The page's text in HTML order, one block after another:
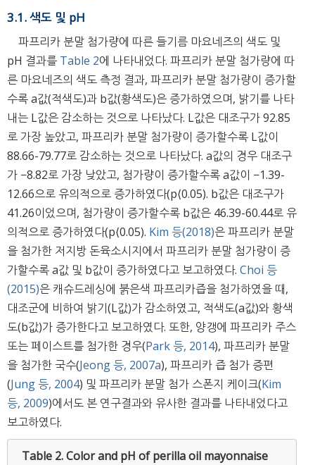
3.1. 색도 및 pH
파프리카 분말 첨가량에 따른 들기름 마요네즈의 색도 및
pH 결과를 Table 2에 나타내었다. 파프리카 분말 첨가량에 따
른 마요네즈의 색도 측정 결과, 파프리카 분말 첨가량이 증가할
수록 a값(적색도)과 b값(황색도)은 증가하였으며, 밝기를 나타
내는 L값은 감소하는 것으로 나타났다. L값은 대조구가 92.85
로 가장 높았고, 파프리카 분말 첨가량이 증가할수록 L값이
88.66-79.77로 감소하는 것으로 나타났다. a값의 경우 대조구
가 −8.82로 가장 낮았고, 첨가량이 증가할수록 a값이 −1.39-
12.66으로 유의적으로 증가하였다(p⟨0.05). b값은 대조구가
41.26이었으며, 첨가량이 증가할수록 b값은 46.39-60.44로 유
의적으로 증가하였다(p⟨0.05). Kim 등(2018)은 파프리카 분말
을 첨가한 저지방 돈육소시지에서 파프리카 분말 첨가량이 증
가할수록 a값 및 b값이 증가하였다고 보고하였다. Choi 등
(2015)은 캐슈드레싱에 붉은색 파프리카즙을 첨가하였을 때,
대조군에 비하여 밝기(L값)가 감소하였고, 적색도(a값)와 황색
도(b값)가 증가한다고 보고하였다. 또한, 양갱에 파프리카 주스
또는 페이스트를 첨가한 경우(Park 등, 2014), 파프리카 분말
을 첨가한 국수(Jeong 등, 2007a), 파프리카 즙 첨가 증편
(Jung 등, 2004) 및 파프리카 분말 첨가 스폰지 케이크(Kim
등, 2009)에서도 본 연구결과와 유사한 결과를 나타내었다고
보고하였다.
Table 2.Color and pH of perilla oil mayonnaise